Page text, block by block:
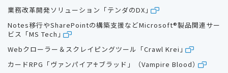
業務改革開発ソリューション「テンダのDX」
Notes移行やSharePointの構築支援などMicrosoft®製品関連サー
ビス「MS Tech」
Webクローラー＆スクレイピングツール「Crawl Krei」
カードRPG「ヴァンパイア♰ブラッド」（Vampire Blood）